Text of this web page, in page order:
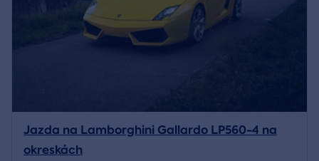
Jazda na Lamborghini Gallardo LP560-4 na
okreskách